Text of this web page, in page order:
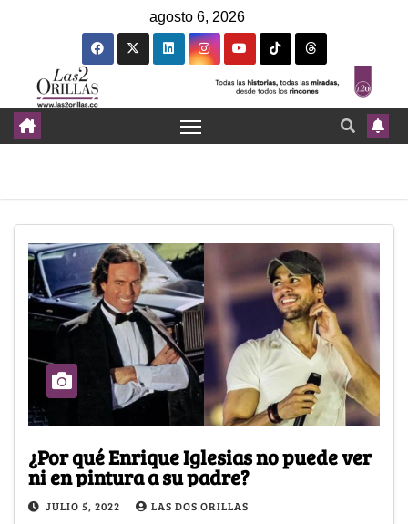
agosto 6, 2026
¿Por qué Enrique Iglesias no puede ver
ni en pintura a su padre?
JULIO 5, 2022 LAS DOS ORILLAS